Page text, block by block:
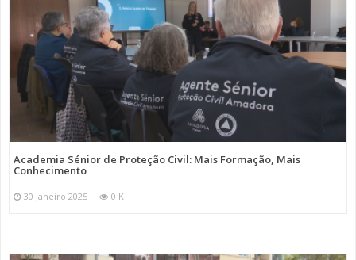
Academia Sénior de Proteção Civil: Mais Formação, Mais
Conhecimento
30 Janeiro 2025 0 K